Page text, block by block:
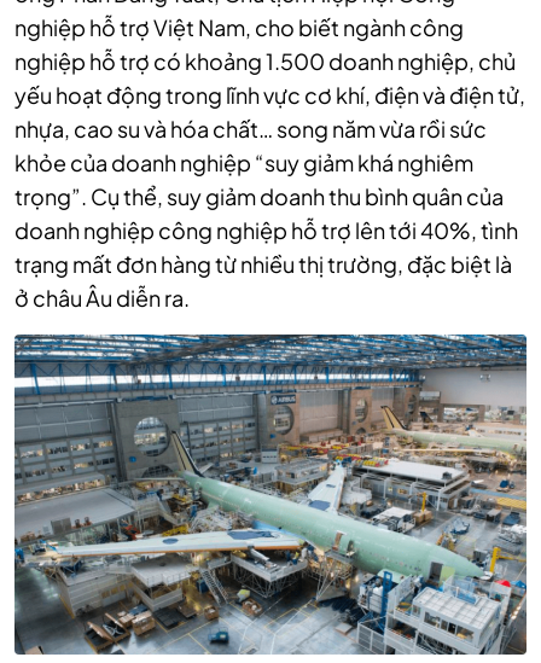
nghiệp hỗ trợ Việt Nam, cho biết ngành công
nghiệp hỗ trợ có khoảng 1.500 doanh nghiệp, chủ
yếu hoạt động trong lĩnh vực cơ khí, điện và điện tử,
nhựa, cao su và hóa chất… song năm vừa rồi sức
khỏe của doanh nghiệp “suy giảm khá nghiêm
trọng”. Cụ thể, suy giảm doanh thu bình quân của
doanh nghiệp công nghiệp hỗ trợ lên tới 40%, tình
trạng mất đơn hàng từ nhiều thị trường, đặc biệt là
ở châu Âu diễn ra.